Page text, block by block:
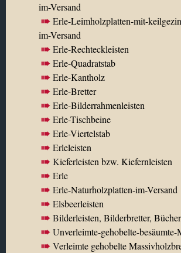
im-Versand
Erle-Leimholzplatten-mit-
im-Versand
Erle-Rechteckleisten
Erle-Quadratstab
Erle-Kantholz
Erle-Bretter
Erle-Bilderrahmenleisten
Erle-Tischbeine
Erle-Viertelstab
Erleleisten
Kieferleisten bzw. Kiefernleisten
Erle
Erle-Naturholzplatten-im-Versand
Elsbeerleisten
Bilderleisten, Bilderbretter,
Unverleimte-gehobelte-
Verleimte gehobelte